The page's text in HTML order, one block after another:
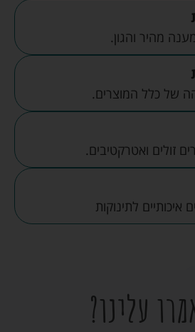
מהיר והגון.
של כלל המוצרים.
זולים ואטרקטיבים.
לתינוקות
עלינו?